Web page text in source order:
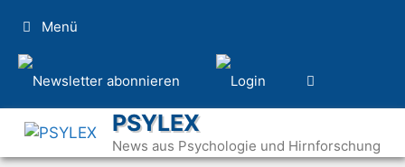
Inhalt
springen
Menü
PSYLEX
News aus Psychologie und Hirnforschung